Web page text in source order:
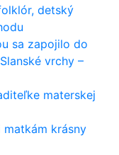
detský
sa zapojilo do
vrchy –
materskej
krásny